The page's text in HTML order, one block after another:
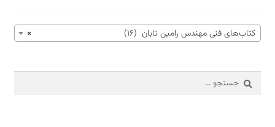
× کتاب‌های فنی مهندس رامین تابان (16)
جستجو
برای: